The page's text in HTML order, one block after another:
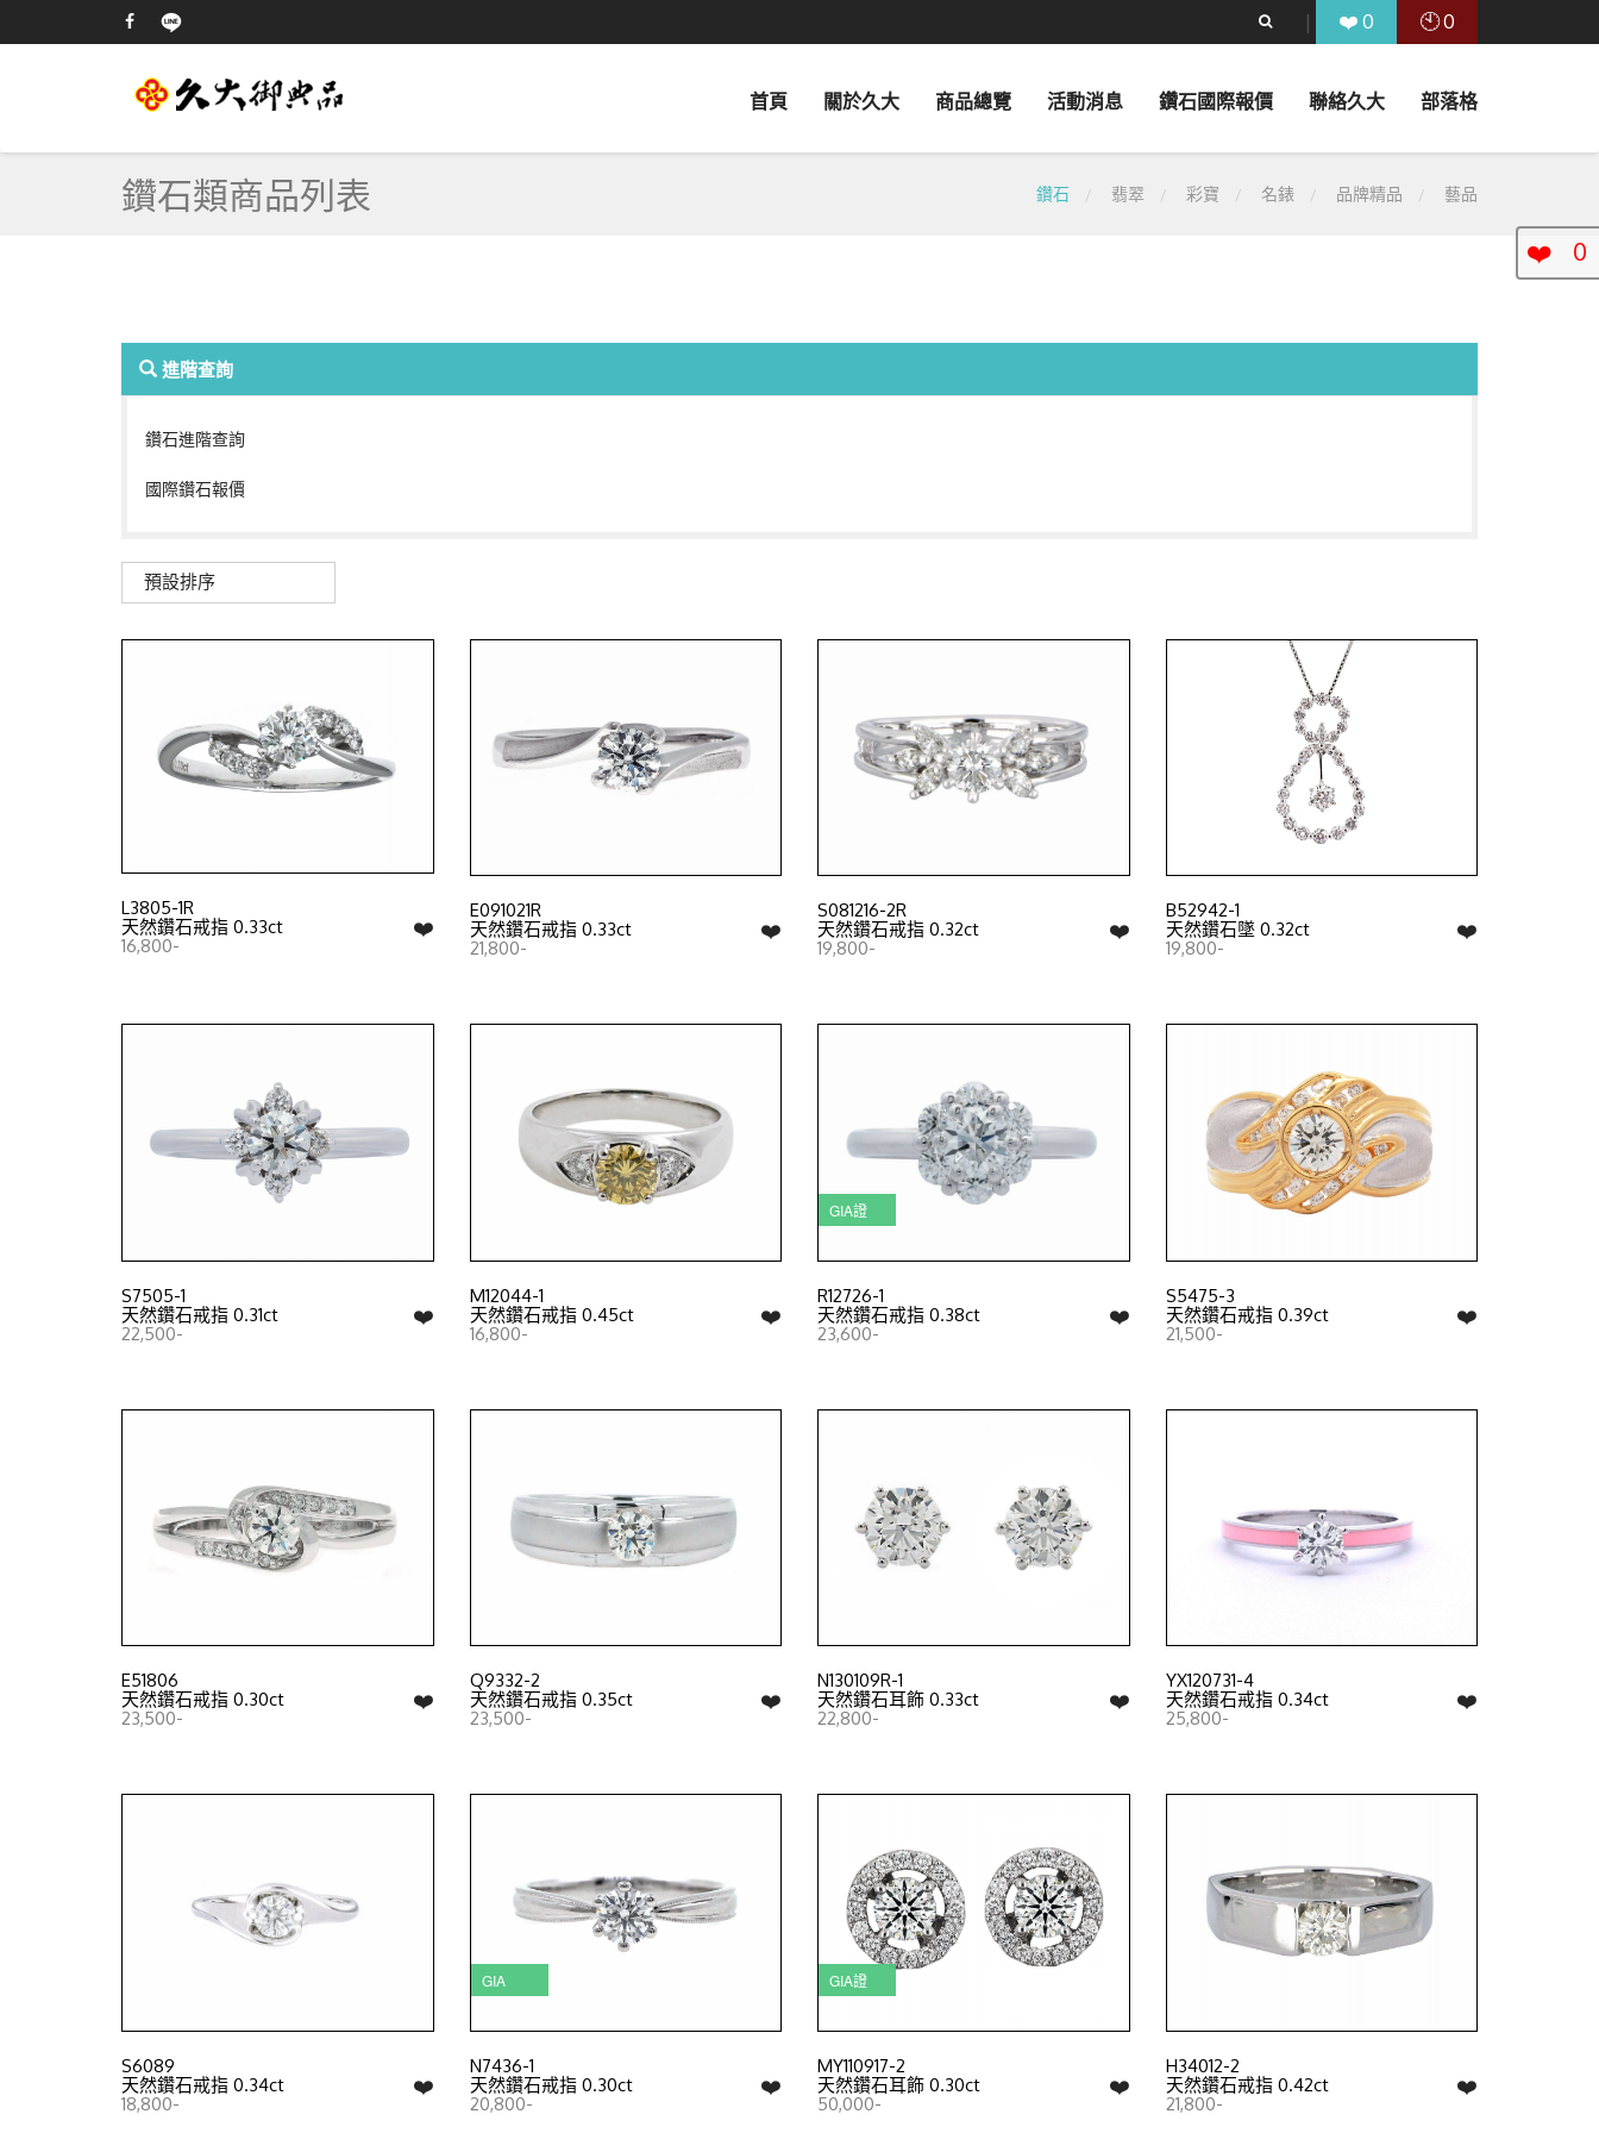
❤️ 0 🕙0
首頁 關於久大 商品總覽 活動消息 鑽石國際報價 聯絡久大 部落格
鑽石類商品列表 鑽石 翡翠 彩寶 名錶 品牌精品 藝品
進階查詢
鑽石進階查詢
國際鑽石報價
預設排序
L3805-1R
❤️
天然鑽石戒指 0.33ct
16,800-
E091021R
❤️
天然鑽石戒指 0.33ct
21,800-
S081216-2R
❤️
天然鑽石戒指 0.32ct
19,800-
B52942-1
❤️
天然鑽石墜 0.32ct
19,800-
S7505-1
❤️
天然鑽石戒指 0.31ct
22,500-
M12044-1
❤️
天然鑽石戒指 0.45ct
16,800-
GIA證
R12726-1
❤️
天然鑽石戒指 0.38ct
23,600-
S5475-3
❤️
天然鑽石戒指 0.39ct
21,500-
E51806
❤️
天然鑽石戒指 0.30ct
23,500-
Q9332-2
❤️
天然鑽石戒指 0.35ct
23,500-
N130109R-1
❤️
天然鑽石耳飾 0.33ct
22,800-
YX120731-4
❤️
天然鑽石戒指 0.34ct
25,800-
S6089
❤️
天然鑽石戒指 0.34ct
18,800-
GIA
N7436-1
❤️
天然鑽石戒指 0.30ct
20,800-
GIA證
MY110917-2
❤️
天然鑽石耳飾 0.30ct
50,000-
H34012-2
❤️
天然鑽石戒指 0.42ct
21,800-
❤️ 0